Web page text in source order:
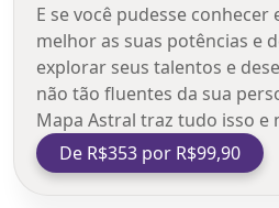
E se você pudesse
melhor as suas potências e
explorar seus talentos e
não tão fluentes da sua
Mapa Astral traz tudo isso e
De R$353 por R$99,90